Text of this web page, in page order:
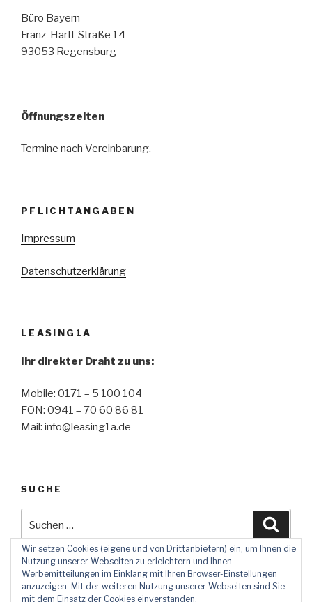
Büro Bayern
Franz-Hartl-Straße 14
93053 Regensburg
Öffnungszeiten
Termine nach Vereinbarung.
PFLICHTANGABEN
Impressum
Datenschutzerklärung
LEASING1A
Ihr direkter Draht zu uns:
Mobile: 0171 – 5 100 104
FON: 0941 – 70 60 86 81
Mail: info@leasing1a.de
SUCHE
nach:
Wir setzen Cookies (eigene und von Drittanbietern) ein, um Ihnen die
Nutzung unserer Webseiten zu erleichtern und Ihnen
Werbemitteilungen im Einklang mit Ihren Browser-Einstellungen
anzuzeigen. Mit der weiteren Nutzung unserer Webseiten sind Sie
mit dem Einsatz der Cookies einverstanden.